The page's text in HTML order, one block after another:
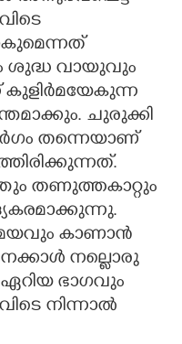
ശുദ്ധ വായുവും
കുളിർമയേകുന്ന
ചുരുക്കി
തന്നെയാണ്
തണുത്തകാറ്റും
കാണാൻ
നല്ലൊരു
ഏറിയ ഭാഗവും
നിന്നാൽ